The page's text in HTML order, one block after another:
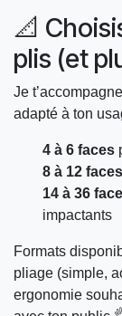
📐
plis (et
Je
adapté à ton
4 à 6 faces
8 à 12 faces
14 à 36
impactants
Formats
pliage (simple,
ergonomie